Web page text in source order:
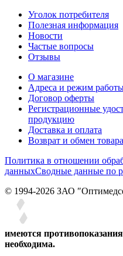
Уголок потребителя
Полезная информация
Новости
Частые вопросы
Отзывы
О магазине
Адреса и режим
Договор оферты
Регистрационные
продукцию
Доставка и оплата
Возврат и обмен товара
Политика в отношении
данныхСводные данные по
© 1994-2026 ЗАО
имеются
необходима.